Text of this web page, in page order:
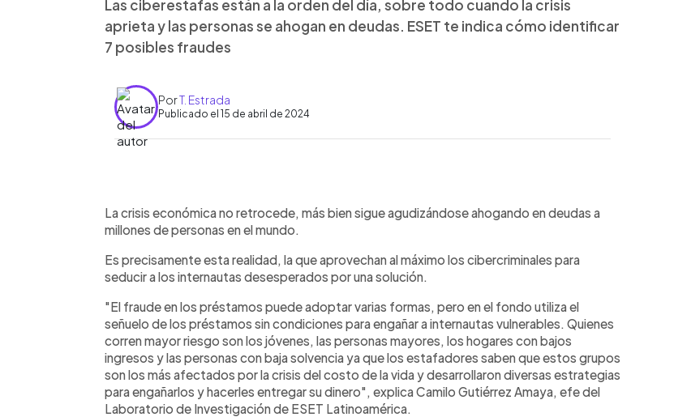
Las ciberestafas están a la orden del día, sobre todo cuando la crisis
aprieta y las personas se ahogan en deudas. ESET te indica cómo identificar
7 posibles fraudes
PorT. Estrada
Publicado el 15 de abril de 2024
Escuchar artículo
La crisis económica no retrocede, más bien sigue agudizándose ahogando en deudas a
millones de personas en el mundo.
Es precisamente esta realidad, la que aprovechan al máximo los cibercriminales para
seducir a los internautas desesperados por una solución.
"El fraude en los préstamos puede adoptar varias formas, pero en el fondo utiliza el
señuelo de los préstamos sin condiciones para engañar a internautas vulnerables. Quienes
corren mayor riesgo son los jóvenes, las personas mayores, los hogares con bajos
ingresos y las personas con baja solvencia ya que los estafadores saben que estos grupos
son los más afectados por la crisis del costo de la vida y desarrollaron diversas estrategias
para engañarlos y hacerles entregar su dinero", explica Camilo Gutiérrez Amaya, efe del
Laboratorio de Investigación de ESET Latinoamérica.